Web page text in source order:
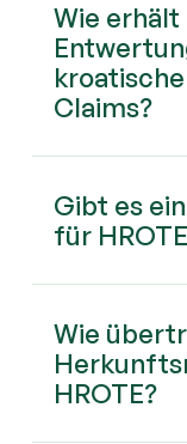
Wie erhält
Claims?
Gibt es
für
Wie
HROTE?